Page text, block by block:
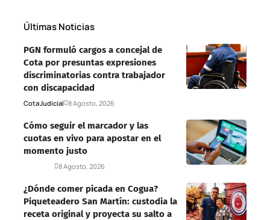
Últimas Noticias
PGN formuló cargos a concejal de
Cota por presuntas expresiones
discriminatorias contra trabajador
con discapacidad
CotaJudicial 8 Agosto, 2026
Cómo seguir el marcador y las
cuotas en vivo para apostar en el
momento justo
8 Agosto, 2026
¿Dónde comer picada en Cogua?
Piqueteadero San Martín: custodia la
receta original y proyecta su salto a